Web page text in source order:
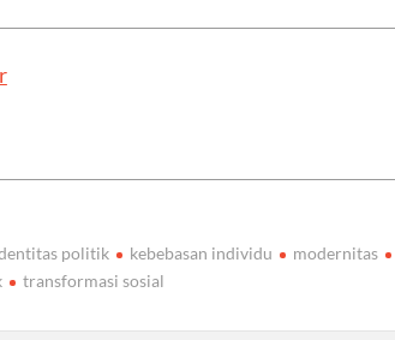
politik kebebasan individu modernitas
transformasi sosial